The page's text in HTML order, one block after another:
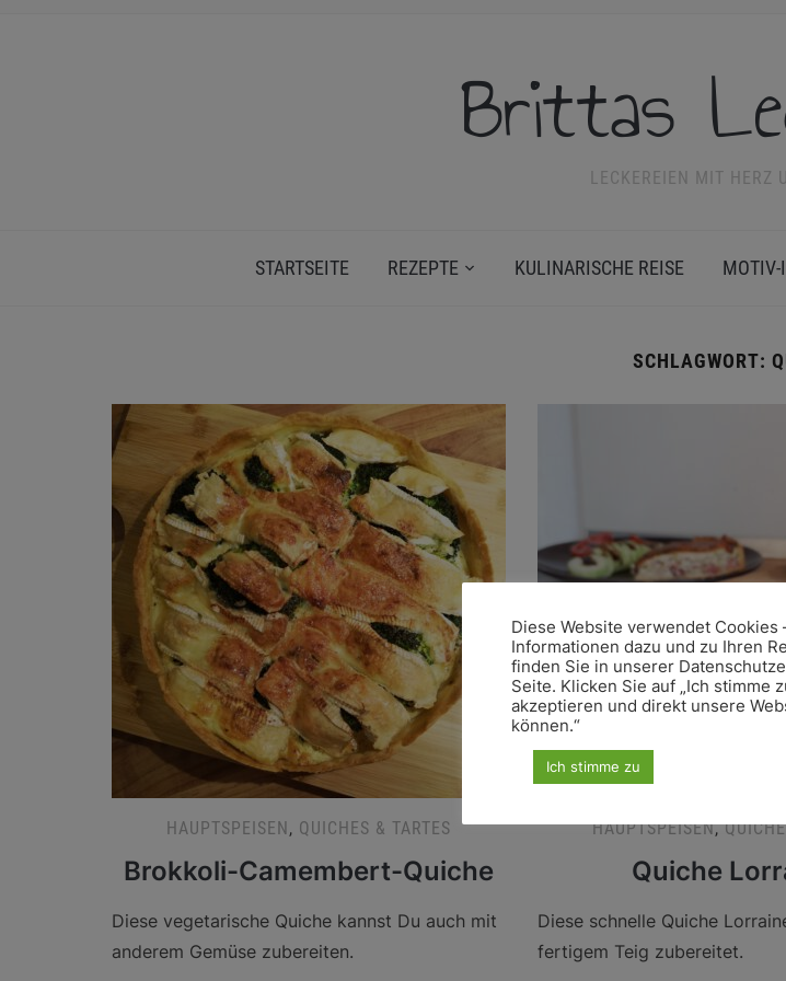
Brittas
LECKEREIEN MIT HERZ
STARTSEITE REZEPTE KULINARISCHE REISE MOTIV-
SCHLAGWORT:
HAUPTSPEISEN, QUICHES & TARTES
Brokkoli-Camembert-Quiche
Diese vegetarische Quiche kannst Du auch mit
anderem Gemüse zubereiten.
HAUPTSPEISEN,
Quiche
Diese schnelle Quiche
fertigem Teig zubereitet.
Diese Website verwendet Cookies
Informationen dazu und zu Ihren
finden Sie in unserer
Seite. Klicken Sie auf „Ich stimme
akzeptieren und direkt unsere
können.“
Ich stimme zu